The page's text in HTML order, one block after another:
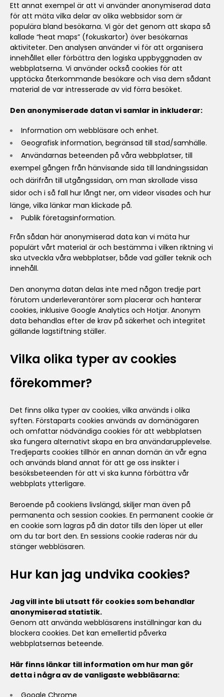
Ett annat exempel är att vi använder anonymiserad data
för att mäta vilka delar av olika webbsidor som är
populära bland besökarna. Vi gör det genom att skapa så
kallade “heat maps” (fokuskartor) över besökarnas
aktiviteter. Den analysen använder vi för att organisera
innehållet eller förbättra den logiska uppbyggnaden av
webbplatserna. Vi använder också cookies för att
upptäcka återkommande besökare och visa dem sådant
material de var intresserade av vid förra besöket.
Den anonymiserade datan vi samlar in inkluderar:
Information om webbläsare och enhet.
Geografisk information, begränsad till stad/samhälle.
Användarnas beteenden på våra webbplatser, till
exempel gången från hänvisande sida till landningssidan
och därifrån till utgångssidan, om man skrollade vissa
sidor och i så fall hur långt ner, om videor visades och hur
länge, vilka länkar man klickade på.
Publik företagsinformation.
Från sådan här anonymiserad data kan vi mäta hur
populärt vårt material är och bestämma i vilken riktning vi
ska utveckla våra webbplatser, både vad gäller teknik och
innehåll.
Den anonyma datan delas inte med någon tredje part
förutom underleverantörer som placerar och hanterar
cookies, inklusive Google Analytics och Hotjar. Anonym
data behandlas efter de krav på säkerhet och integritet
gällande lagstiftning ställer.
Vilka olika typer av cookies
förekommer?
Det finns olika typer av cookies, vilka används i olika
syften. Förstaparts cookies används av domänägaren
och omfattar nödvändiga cookies för att webbplatsen
ska fungera alternativt skapa en bra användarupplevelse.
Tredjeparts cookies tillhör en annan domän än vår egna
och används bland annat för att ge oss insikter i
besöksbeteenden för att vi ska kunna förbättra vår
webbplats ytterligare.
Beroende på cookiens livslängd, skiljer man även på
permanenta och session cookies. En permanent cookie är
en cookie som lagras på din dator tills den löper ut eller
om du tar bort den. En sessions cookie raderas när du
stänger webbläsaren.
Hur kan jag undvika cookies?
Jag vill inte bli utsatt för cookies som behandlar
anonymiserad statistik.
Genom att använda webbläsarens inställningar kan du
blockera cookies. Det kan emellertid påverka
webbplatsernas beteende.
Här finns länkar till information om hur man gör
detta i några av de vanligaste webbläsarna:
Google Chrome